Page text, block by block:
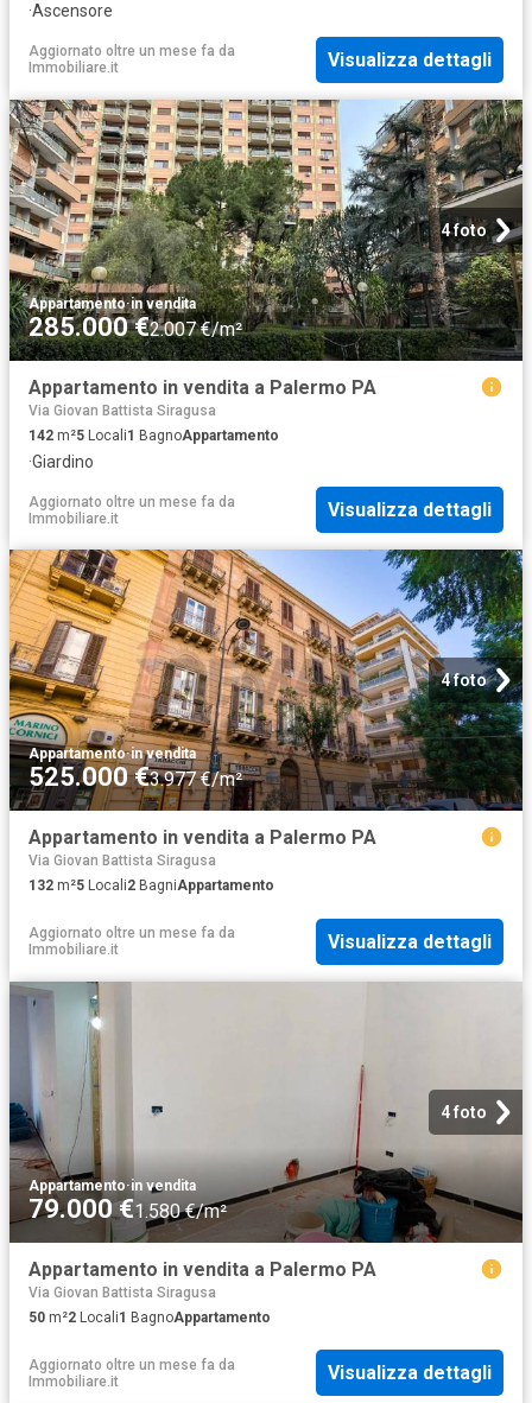
·Ascensore
Aggiornato oltre un mese fa da
Immobiliare.it
Visualizza dettagli
4 foto
Appartamento·in vendita
285.000 €2.007 €/m²
Appartamento in vendita a Palermo PA
Via Giovan Battista Siragusa
142 m²5 Locali1 BagnoAppartamento
·Giardino
Aggiornato oltre un mese fa da
Immobiliare.it
Visualizza dettagli
4 foto
Appartamento·in vendita
525.000 €3.977 €/m²
Appartamento in vendita a Palermo PA
Via Giovan Battista Siragusa
132 m²5 Locali2 BagniAppartamento
Aggiornato oltre un mese fa da
Immobiliare.it
Visualizza dettagli
4 foto
Appartamento·in vendita
79.000 €1.580 €/m²
Appartamento in vendita a Palermo PA
Via Giovan Battista Siragusa
50 m²2 Locali1 BagnoAppartamento
Aggiornato oltre un mese fa da
Immobiliare.it
Visualizza dettagli